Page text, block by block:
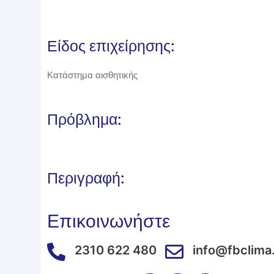
Είδος επιχείρησης:
Κατάστημα αισθητικής
Πρόβλημα:
Περιγραφή:
Επικοινωνήστε
2310 622 480